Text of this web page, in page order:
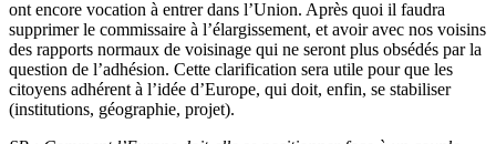
ont encore vocation à entrer dans l’Union. Après quoi il faudra
supprimer le commissaire à l’élargissement, et avoir avec nos voisins
des rapports normaux de voisinage qui ne seront plus obsédés par la
question de l’adhésion. Cette clarification sera utile pour que les
citoyens adhérent à l’idée d’Europe, qui doit, enfin, se stabiliser
(institutions, géographie, projet).